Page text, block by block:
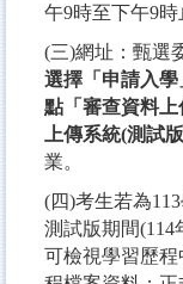
午9時至下午9時
(三)網址：甄選
選擇「申請入
點「審查資料
上傳系統(測試版
業。
(四)考生若為
測試版期間(114
可檢視學習歷